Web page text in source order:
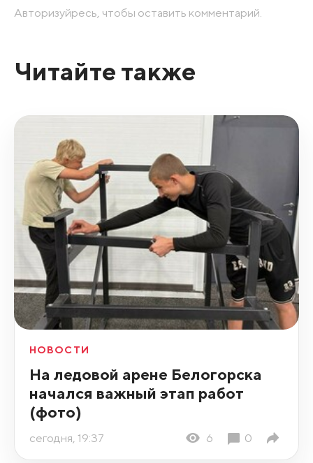
Авторизуйресь, чтобы оставить комментарий.
Читайте также
НОВОСТИ
На ледовой арене Белогорска
начался важный этап работ
(фото)
сегодня, 19:37 6 0